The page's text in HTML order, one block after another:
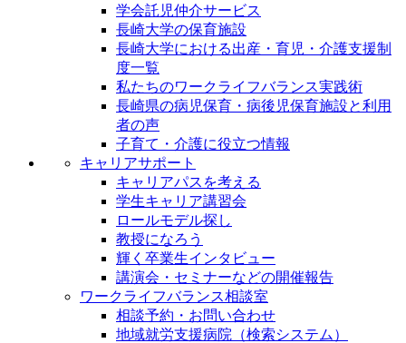
学会託児仲介サービス
長崎大学の保育施設
長崎大学における出産・育児・介護支援制
度一覧
私たちのワークライフバランス実践術
長崎県の病児保育・病後児保育施設と利用
者の声
子育て・介護に役立つ情報
キャリアサポート
キャリアパスを考える
学生キャリア講習会
ロールモデル探し
教授になろう
輝く卒業生インタビュー
講演会・セミナーなどの開催報告
ワークライフバランス相談室
相談予約・お問い合わせ
地域就労支援病院（検索システム）